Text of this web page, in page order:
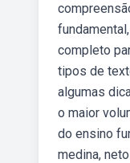
completo
tipos de
algumas
o maior
do ensino
medina,